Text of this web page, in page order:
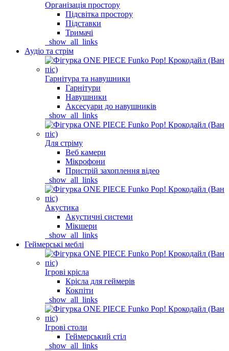
Організація простору
Підсвітка простору
Підставки
Тримачі
_show_all_links
Аудіо та стрім
Гарнітура та навушники
Гарнітури
Навушники
Аксесуари до навушників
_show_all_links
Для стріму
Веб камери
Мікрофони
Пристрій захоплення відео
_show_all_links
Акустика
Акустичні системи
Мікшери
_show_all_links
Геймерські меблі
Ігрові крісла
Крісла для геймерів
Кокпіти
_show_all_links
Ігрові столи
Геймерський стіл
_show_all_links